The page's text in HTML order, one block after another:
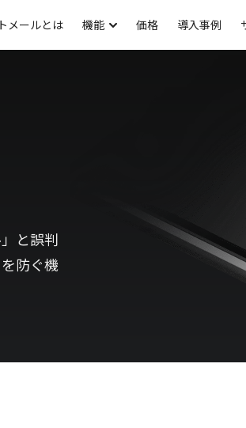
メールとは 機能 価格 導入事例
と誤判
防ぐ機